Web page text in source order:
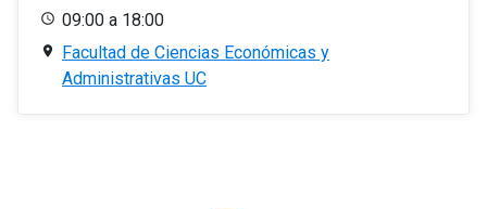
09:00 a 18:00
Facultad de Ciencias Económicas y
Administrativas UC